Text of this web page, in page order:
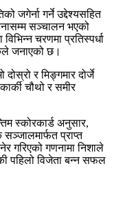
जगेर्ना गर्ने उद्देश्यसहित
सञ्चालन भएको
चरणमा प्रतिस्पर्धा
जनाएको छ।
दोस्रो र मिङ्गमार दोर्जे
चौथो र समीर
स्कोरकार्ड अनुसार,
प्राप्त
गरिएको गणनामा निशाले
पहिलो विजेता बन्न सफल